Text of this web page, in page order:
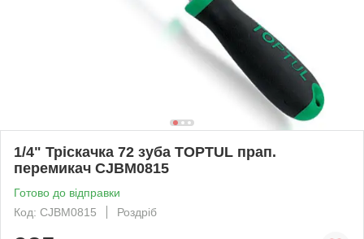
1/4" Тріскачка 72 зуба TOPTUL прап.
перемикач CJBM0815
Готово до відправки
Код: CJBM0815
Роздріб